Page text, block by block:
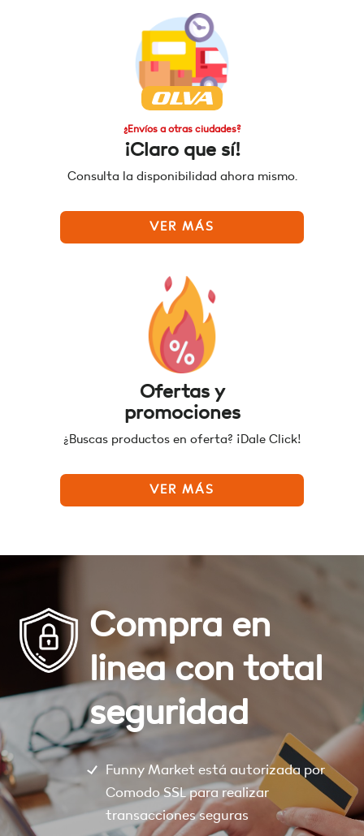
¿Envíos a otras ciudades?
¡Claro que sí!
Consulta la disponibilidad ahora mismo.
VER MÁS
Ofertas y
promociones
¿Buscas productos en oferta? ¡Dale Click!
VER MÁS
Compra en
linea con total
seguridad
Funny Market está autorizada por
Comodo SSL para realizar
transacciones seguras